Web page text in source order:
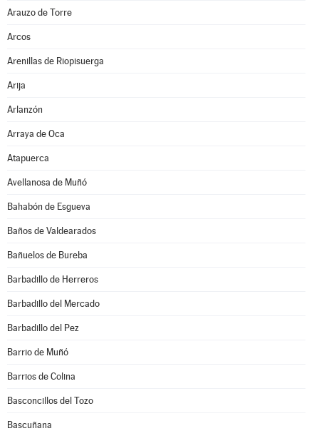
Arauzo de Torre
Arcos
Arenillas de Riopisuerga
Arija
Arlanzón
Arraya de Oca
Atapuerca
Avellanosa de Muñó
Bahabón de Esgueva
Baños de Valdearados
Bañuelos de Bureba
Barbadillo de Herreros
Barbadillo del Mercado
Barbadillo del Pez
Barrio de Muñó
Barrios de Colina
Basconcillos del Tozo
Bascuñana